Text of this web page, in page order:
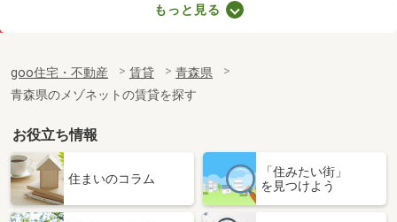
専有面積
60.19m²
間取り
2LDK
青森県青森市西大野１丁目
価 格
青森県青森市西大野１丁目
専有面積 43.12m²
もっと見る
goo住宅・不動産 賃貸
青森県
青森県のメゾネットの賃貸を探す
お役立ち情報
住まいのコラム
「住みたい街」
を見つけよう